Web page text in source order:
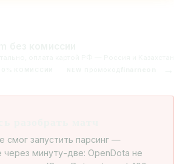
смог запустить парсинг —
через минуту-две: OpenDota не